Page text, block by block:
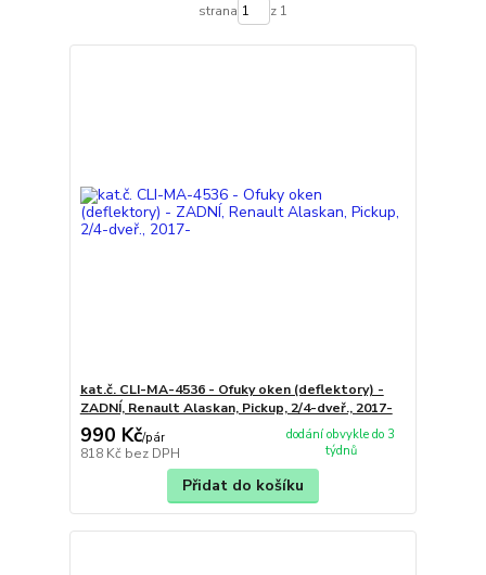
strana z 1
kat.č. CLI-MA-4536 - Ofuky oken (deflektory) -
ZADNÍ, Renault Alaskan, Pickup, 2/4-dveř., 2017-
990 Kč/pár
818 Kč bez DPH
dodání obvykle do 3
týdnů
Přidat do košíku